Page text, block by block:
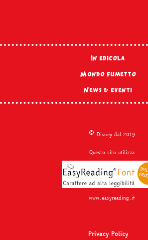
In edicola
Mondo fumetto
News & eventi
© Disney dal 2019
Questo sito utilizza
www.easyreading.it
Privacy Policy